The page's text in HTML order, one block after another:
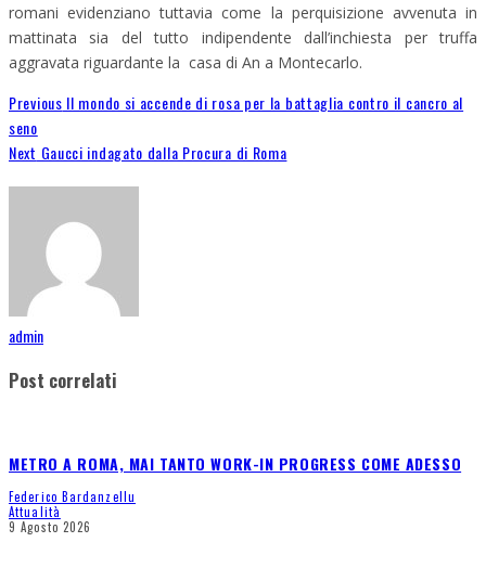
romani evidenziano tuttavia come la perquisizione avvenuta in
mattinata sia del tutto indipendente dall’inchiesta per truffa
aggravata riguardante la casa di An a Montecarlo.
Previous Il mondo si accende di rosa per la battaglia contro il cancro al
seno
Next Gaucci indagato dalla Procura di Roma
admin
Post correlati
METRO A ROMA, MAI TANTO WORK-IN PROGRESS COME ADESSO
Federico Bardanzellu
Attualità
9 Agosto 2026